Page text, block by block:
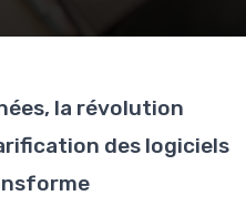
la révolution
des logiciels